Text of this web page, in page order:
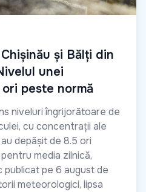
și Bălți din
unei
peste normă
niveluri îngrijorătoare de
cu concentrații ale
depășit de 8.5 ori
media zilnică,
pe 6 august de
meteorologici, lipsa